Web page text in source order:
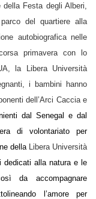
della Festa degli Alberi,
del quartiere alla
autobiografica nelle
primavera con lo
la Libera Università
i bambini hanno
dell’Arci Caccia e
dal Senegal e dal
di volontariato per
dellaLibera Università
dedicati alla natura e le
da accompagnare
l’amore per